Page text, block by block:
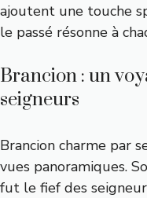
ajoutent une touche
le passé résonne à
Brancion : un
seigneurs
Brancion charme par
vues panoramiques.
fut le fief des